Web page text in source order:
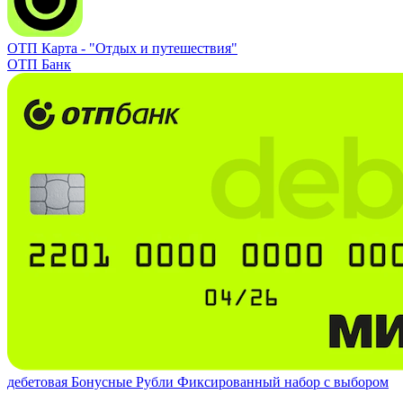
ОТП Карта - "Отдых и путешествия"
ОТП Банк
дебетовая Бонусные Рубли Фиксированный набор с выбором